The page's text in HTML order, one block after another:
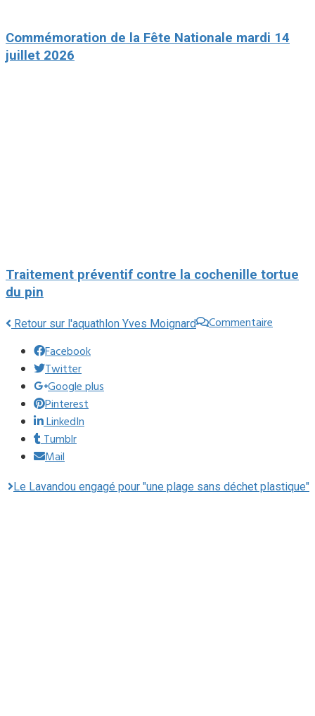
Commémoration de la Fête Nationale mardi 14
juillet 2026
Traitement préventif contre la cochenille tortue
du pin
Retour sur l'aquathlon Yves Moignard
Commentaire
Facebook
Twitter
Google plus
Pinterest
LinkedIn
Tumblr
Mail
Le Lavandou engagé pour "une plage sans déchet plastique"